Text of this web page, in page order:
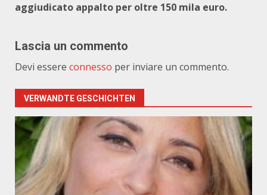
aggiudicato appalto per oltre 150 mila euro.
Lascia un commento
Devi essere connesso per inviare un commento.
VERWANDTE GESCHICHTEN